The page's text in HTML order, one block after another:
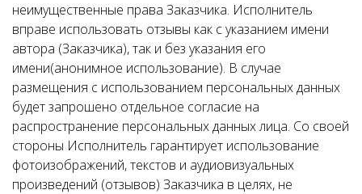
неимущественные права Заказчика. Исполнитель
вправе использовать отзывы как с указанием имени
автора (Заказчика), так и без указания его
имени(анонимное использование). В случае
размещения с использованием персональных данных
будет запрошено отдельное согласие на
распространение персональных данных лица. Со своей
стороны Исполнитель гарантирует использование
фотоизображений, текстов и аудиовизуальных
произведений (отзывов) Заказчика в целях, не